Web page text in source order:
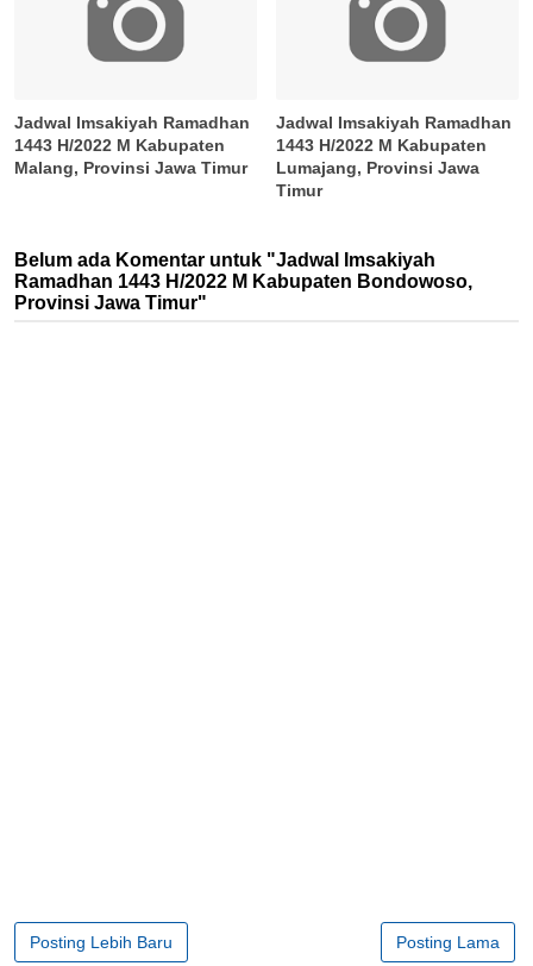
Jadwal Imsakiyah Ramadhan
1443 H/2022 M Kabupaten
Malang, Provinsi Jawa Timur
Jadwal Imsakiyah Ramadhan
1443 H/2022 M Kabupaten
Lumajang, Provinsi Jawa
Timur
Belum ada Komentar untuk "Jadwal Imsakiyah
Ramadhan 1443 H/2022 M Kabupaten Bondowoso,
Provinsi Jawa Timur"
Posting Lebih Baru Posting Lama